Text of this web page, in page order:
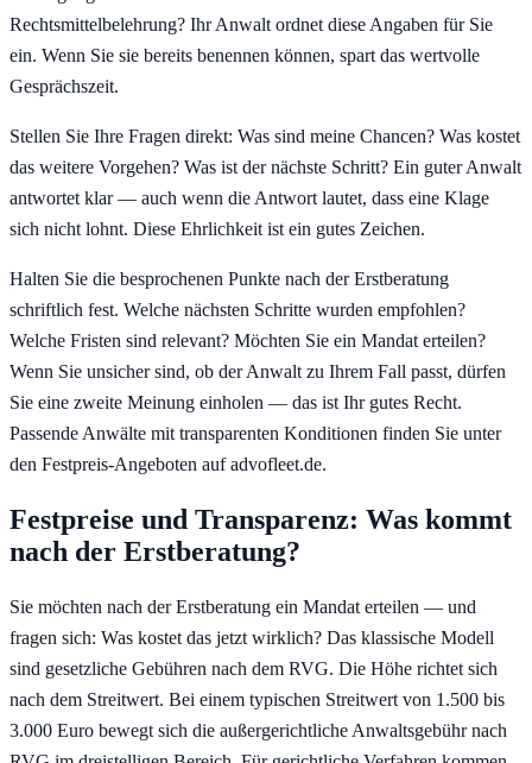
Rechtsmittelbelehrung? Ihr Anwalt ordnet diese Angaben für Sie
ein. Wenn Sie sie bereits benennen können, spart das wertvolle
Gesprächszeit.
Stellen Sie Ihre Fragen direkt: Was sind meine Chancen? Was kostet
das weitere Vorgehen? Was ist der nächste Schritt? Ein guter Anwalt
antwortet klar — auch wenn die Antwort lautet, dass eine Klage
sich nicht lohnt. Diese Ehrlichkeit ist ein gutes Zeichen.
Halten Sie die besprochenen Punkte nach der Erstberatung
schriftlich fest. Welche nächsten Schritte wurden empfohlen?
Welche Fristen sind relevant? Möchten Sie ein Mandat erteilen?
Wenn Sie unsicher sind, ob der Anwalt zu Ihrem Fall passt, dürfen
Sie eine zweite Meinung einholen — das ist Ihr gutes Recht.
Passende Anwälte mit transparenten Konditionen finden Sie unter
den Festpreis-Angeboten auf advofleet.de.
Festpreise und Transparenz: Was kommt
nach der Erstberatung?
Sie möchten nach der Erstberatung ein Mandat erteilen — und
fragen sich: Was kostet das jetzt wirklich? Das klassische Modell
sind gesetzliche Gebühren nach dem RVG. Die Höhe richtet sich
nach dem Streitwert. Bei einem typischen Streitwert von 1.500 bis
3.000 Euro bewegt sich die außergerichtliche Anwaltsgebühr nach